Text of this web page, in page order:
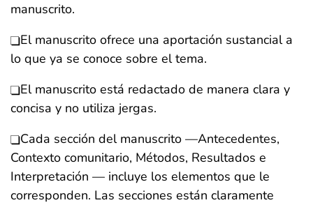
manuscrito.
El manuscrito ofrece una aportación sustancial a
lo que ya se conoce sobre el tema.
El manuscrito está redactado de manera clara y
concisa y no utiliza jergas.
Cada sección del manuscrito —Antecedentes,
Contexto comunitario, Métodos, Resultados e
Interpretación — incluye los elementos que le
corresponden. Las secciones están claramente